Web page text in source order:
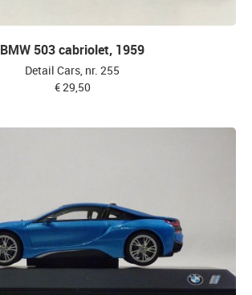
BMW 503 cabriolet, 1959
Detail Cars, nr. 255
€ 29,50